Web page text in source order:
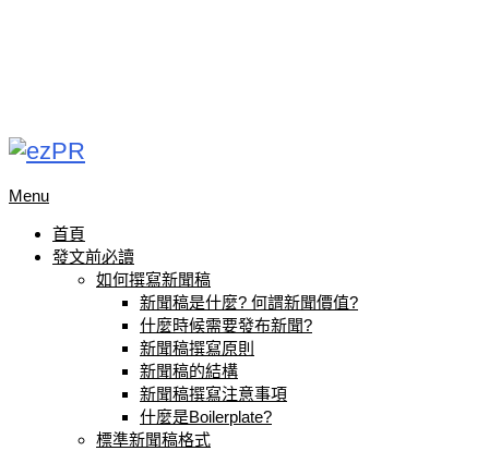
Menu
首頁
發文前必讀
如何撰寫新聞稿
新聞稿是什麼? 何謂新聞價值?
什麼時候需要發布新聞?
新聞稿撰寫原則
新聞稿的結構
新聞稿撰寫注意事項
什麼是Boilerplate?
標準新聞稿格式